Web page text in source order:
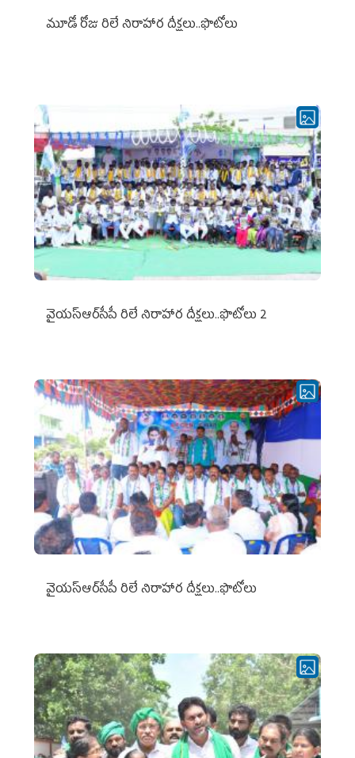
మూడో రోజు రిలే నిరాహార దీక్షలు..ఫొటోలు
వైయ‌స్ఆర్‌సీపీ రిలే నిరాహార దీక్షలు..ఫొటోలు 2
వైయ‌స్ఆర్‌సీపీ రిలే నిరాహార దీక్షలు..ఫొటోలు